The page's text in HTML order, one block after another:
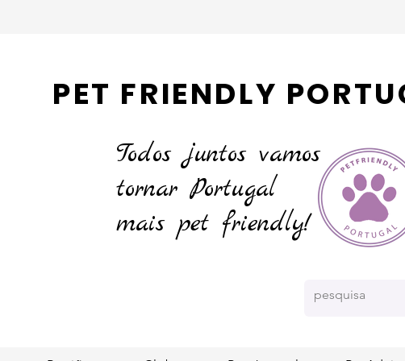
PET FRIENDLY
Todos juntos vamos
tornarPortugal
mais pet friendly!